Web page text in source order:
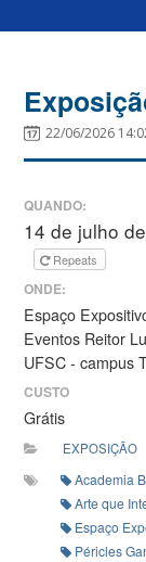
22/06/2026
QUANDO:
14 de julho
Repeats
ONDE:
Espaço
Eventos Reitor
UFSC - campus
CUSTO
Grátis
EXPOSIÇÃO
Academia
Arte que
Espaço
Péricles